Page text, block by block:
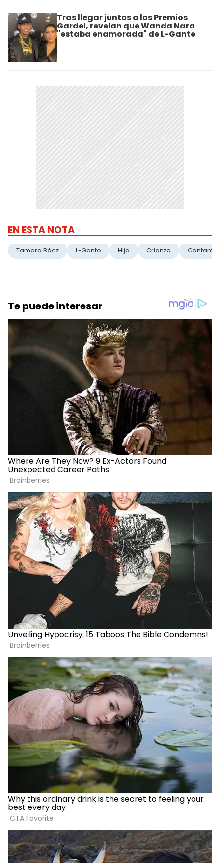
Tras llegar juntos a los Premios
Gardel, revelan que Wanda Nara
"estaba enamorada" de L-Gante
EN ESTA NOTA
Tamara Báez L-Gante Hija Crianza Cantante